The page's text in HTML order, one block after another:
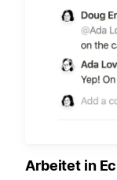
Arbeitet in